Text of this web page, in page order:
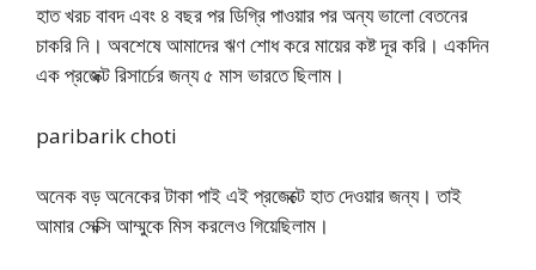
হাত খরচ বাবদ এবং ৪ বছর পর ডিগ্রি পাওয়ার পর অন্য ভালো বেতনের
চাকরি নি। অবশেষে আমাদের ঋণ শোধ করে মায়ের কষ্ট দূর করি। একদিন
এক প্রজেক্ট রিসার্চের জন্য ৫ মাস ভারতে ছিলাম।
paribarik choti
অনেক বড় অনেকের টাকা পাই এই প্রজেক্টে হাত দেওয়ার জন্য। তাই
আমার সেক্সি আম্মুকে মিস করলেও গিয়েছিলাম।